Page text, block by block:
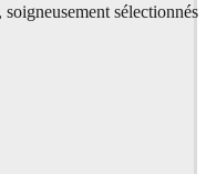
sélectionnés